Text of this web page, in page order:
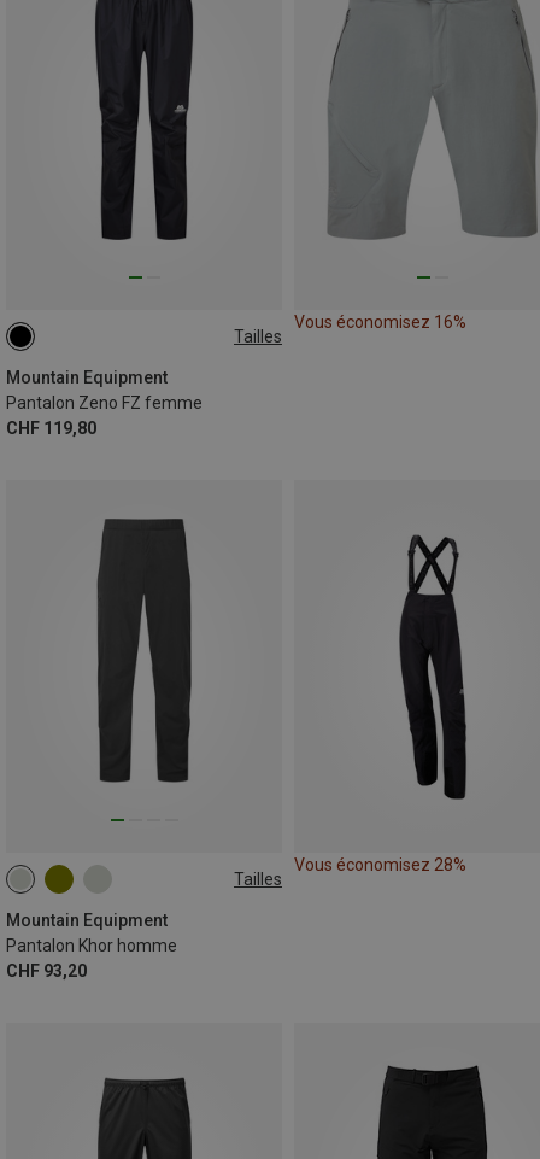
Tailles
Mountain Equipment
Pantalon Zeno FZ femme
CHF 119,80
Vous économisez 16%
Tailles
Mountain Equipment
Pantalon Khor homme
CHF 93,20
S M L
Vous économisez 28%